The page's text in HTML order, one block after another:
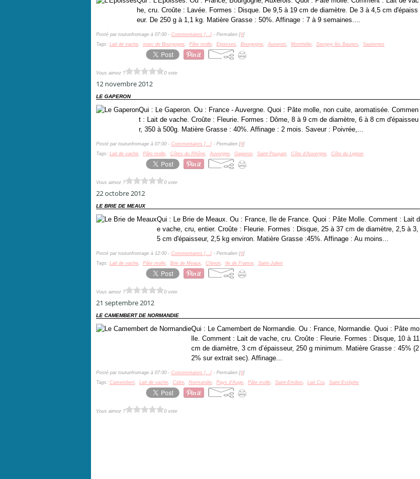
he, cru. Croûte : Lavée. Formes : Disque. De 9,5 à 19 cm de diamètre. De 3 à 4,5 cm d'épaiss
eur. De 250 g à 1,1 kg. Matière Grasse : 50%. Affinage : 7 à 9 semaines....
Posté par toutunfromage à 07:00 - Commentaires […] - Permalien [#]
Tags: Lait de vache, marc de Bourgogne, Pâte molle, Epoisses, Bourgogne, Auxerois, Monthélie, Savigny lès Baunes, Sauternes
Vous aimez ? 0 vote
12 novembre 2012
LE GAPERON
Qui : Le Gaperon. Ou : France - Auvergne. Quoi : Pâte molle, non cuite, aromatisée. Commen
t : Lait de vache. Croûte : Fleurie. Formes : Dôme, 8 à 9 cm de diamètre, 6 à 8 cm d'épaisseu
r, 350 à 500g. Matière Grasse : 40%. Affinage : 2 mois. Saveur : Poivrée,...
Posté par toutunfromage à 07:00 - Commentaires […] - Permalien [#]
Tags: Lait de vache, Pâte molle, Côtes du Rhône, Auvergne, Gaperon, Saint-Pouçain, Côte d'Auvergne, Côte du Lignon
Vous aimez ? 0 vote
22 octobre 2012
LE BRIE DE MEAUX
Qui : Le Brie de Meaux. Ou : France, Ile de France. Quoi : Pâte Molle. Comment : Lait d
e vache, cru, entier. Croûte : Fleurie. Formes : Disque, 25 à 37 cm de diamètre, 2,5 à 3,
5 cm d'épaisseur, 2,5 kg environ. Matière Grasse :45%. Affinage : Au moins...
Posté par toutunfromage à 12:00 - Commentaires […] - Permalien [#]
Tags: Lait de vache, Pâte molle, Brie de Meaux, Chinon, Ile de France, Saint-Julien
Vous aimez ? 0 vote
21 septembre 2012
LE CAMEMBERT DE NORMANDIE
Qui : Le Camembert de Normandie. Ou : France, Normandie. Quoi : Pâte mo
lle. Comment : Lait de vache, cru. Croûte : Fleurie. Formes : Disque, 10 à 11
cm de diamètre, 3 cm d’épaisseur, 250 g minimum. Matière Grasse : 45% (2
2% sur extrait sec). Affinage...
Posté par toutunfromage à 07:00 - Commentaires […] - Permalien [#]
Tags: Camembert, Lait de vache, Cidre, Normandie, Pays d'Auge, Pâte molle, Saint-Emilion, Lait Cru, Saint-Estéphe
Vous aimez ? 0 vote